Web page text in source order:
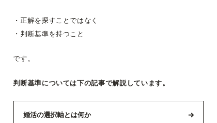
・正解を探すことではなく
・判断基準を持つこと
です。
判断基準については下の記事で解説しています。
婚活の選択軸とは何か